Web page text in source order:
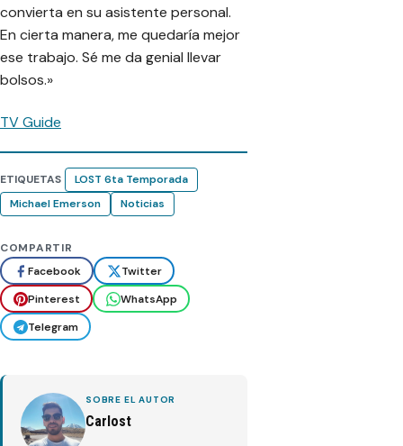
convierta en su asistente personal.
En cierta manera, me quedaría mejor
ese trabajo. Sé me da genial llevar
bolsos.»
TV Guide
ETIQUETAS
LOST 6ta Temporada
Michael Emerson
Noticias
COMPARTIR
Facebook
Twitter
Pinterest
WhatsApp
Telegram
SOBRE EL AUTOR
Carlost